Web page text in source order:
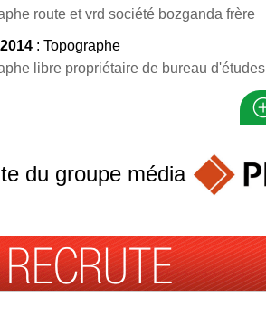
route et vrd société bozganda frère
: Topographe
libre propriétaire de bureau d'études
du groupe média